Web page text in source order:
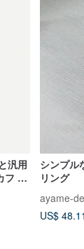
汎用
フ /
シンプル
リング
ayame-
US$ 48.11